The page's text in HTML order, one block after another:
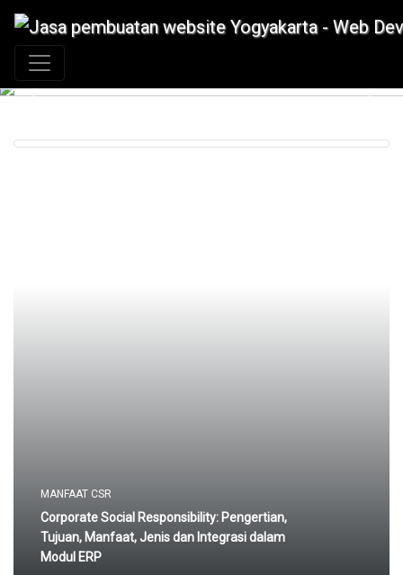
Previous
Next
MANFAAT CSR
Corporate Social Responsibility: Pengertian,
Tujuan, Manfaat, Jenis dan Integrasi dalam
Modul ERP